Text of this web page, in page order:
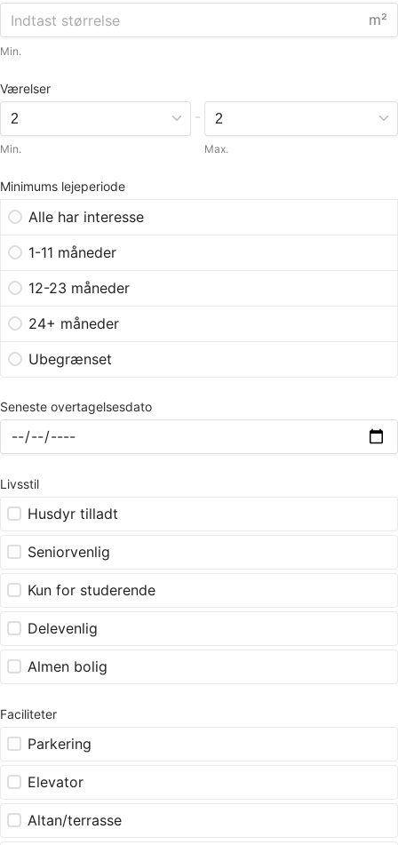
m²
Min.
Værelser
Min.
-
Max.
Minimums lejeperiode
Alle har interesse
1-11 måneder
12-23 måneder
24+ måneder
Ubegrænset
Seneste overtagelsesdato
Livsstil
Husdyr tilladt
Seniorvenlig
Kun for studerende
Delevenlig
Almen bolig
Faciliteter
Parkering
Elevator
Altan/terrasse